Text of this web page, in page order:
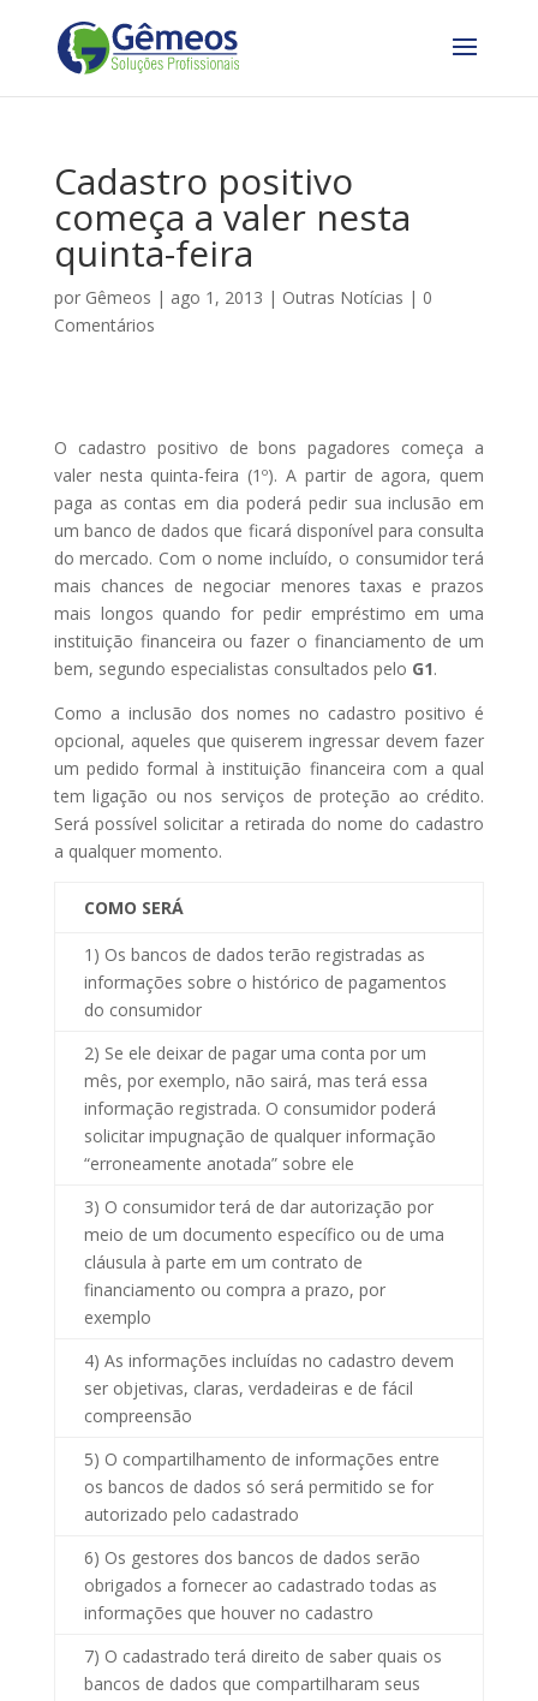
Cadastro positivo
começa a valer nesta
quinta-feira
por Gêmeos | ago 1, 2013 | Outras Notícias | 0
Comentários
O cadastro positivo de bons pagadores começa a
valer nesta quinta-feira (1º). A partir de agora, quem
paga as contas em dia poderá pedir sua inclusão em
um banco de dados que ficará disponível para consulta
do mercado. Com o nome incluído, o consumidor terá
mais chances de negociar menores taxas e prazos
mais longos quando for pedir empréstimo em uma
instituição financeira ou fazer o financiamento de um
bem, segundo especialistas consultados pelo G1.
Como a inclusão dos nomes no cadastro positivo é
opcional, aqueles que quiserem ingressar devem fazer
um pedido formal à instituição financeira com a qual
tem ligação ou nos serviços de proteção ao crédito.
Será possível solicitar a retirada do nome do cadastro
a qualquer momento.
COMO SERÁ
1) Os bancos de dados terão registradas as
informações sobre o histórico de pagamentos
do consumidor
2) Se ele deixar de pagar uma conta por um
mês, por exemplo, não sairá, mas terá essa
informação registrada. O consumidor poderá
solicitar impugnação de qualquer informação
“erroneamente anotada” sobre ele
3) O consumidor terá de dar autorização por
meio de um documento específico ou de uma
cláusula à parte em um contrato de
financiamento ou compra a prazo, por
exemplo
4) As informações incluídas no cadastro devem
ser objetivas, claras, verdadeiras e de fácil
compreensão
5) O compartilhamento de informações entre
os bancos de dados só será permitido se for
autorizado pelo cadastrado
6) Os gestores dos bancos de dados serão
obrigados a fornecer ao cadastrado todas as
informações que houver no cadastro
7) O cadastrado terá direito de saber quais os
bancos de dados que compartilharam seus